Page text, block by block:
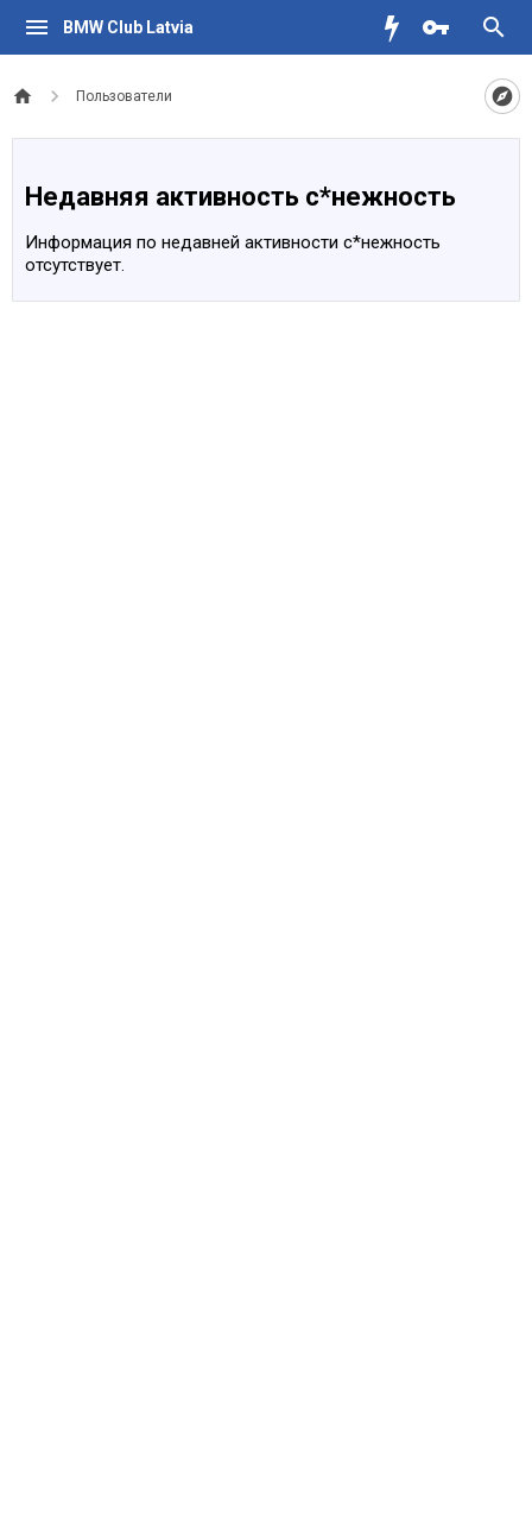
BMW Club Latvia
Пользователи
Недавняя активность с*нежность
Информация по недавней активности с*нежность
отсутствует.